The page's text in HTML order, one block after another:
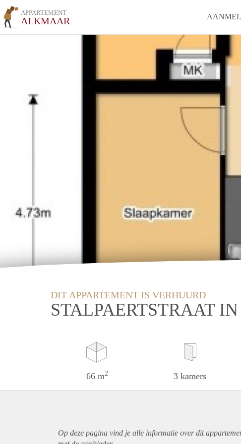
APPARTEMENT
ALKMAAR
DIT APPARTEMENT IS VERHUURD
STALPAERTSTRAAT
66 m2 3 kamers
Op deze pagina vind je alle informatie over dit